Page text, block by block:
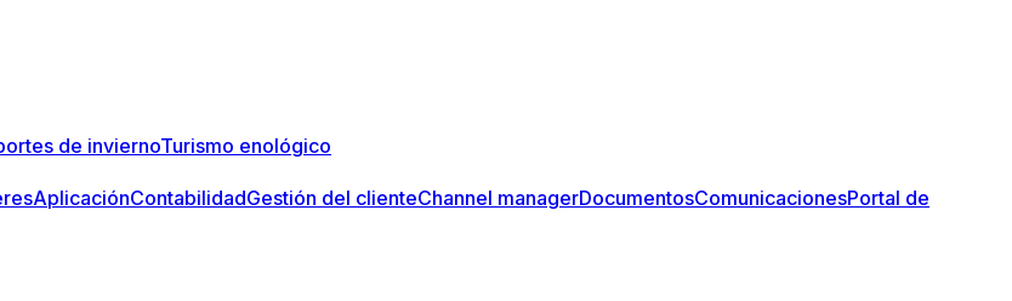
de inviernoTurismo enológico
AplicaciónContabilidadGestión del clienteChannel managerDocumentosComunicacionesPortal de